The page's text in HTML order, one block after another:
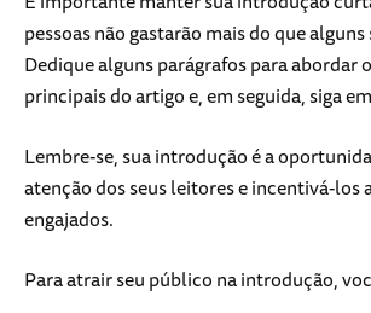
pessoas não gastarão mais do que
Dedique alguns parágrafos para abordar
principais do artigo e, em seguida, siga
Lembre-se, sua introdução é a
atenção dos seus leitores e incentivá-los
engajados.
Para atrair seu público na introdução,